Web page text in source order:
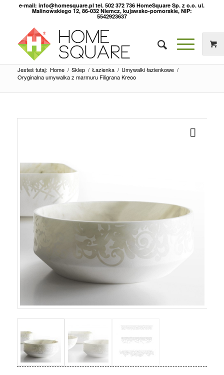
e-mail: info@homesquare.pl tel. 502 372 736 HomeSquare Sp. z o.o. ul.
Malinowskiego 12, 86-032 Niemcz, kujawsko-pomorskie, NIP:
5542923637
Jesteś tutaj: Home / Sklep / Łazienka / Umywalki łazienkowe /
Oryginalna umywalka z marmuru Filigrana Kreoo